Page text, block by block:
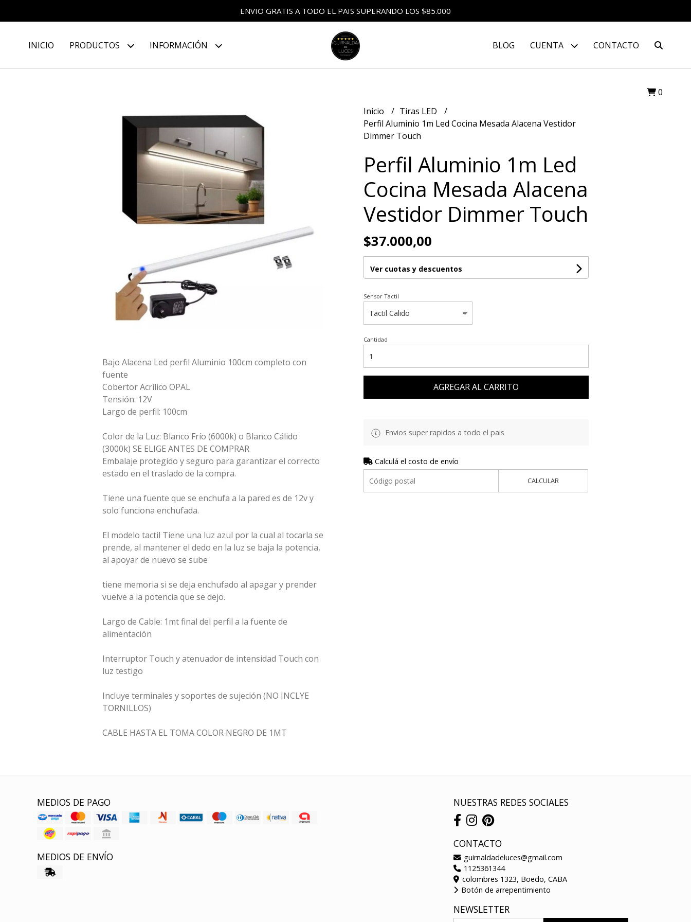
ENVIO GRATIS A TODO EL PAIS SUPERANDO LOS $85.000
INICIO PRODUCTOS INFORMACIÓN BLOG CUENTA CONTACTO
0
Bajo Alacena Led perfil Aluminio 100cm completo con
fuente
Cobertor Acrílico OPAL
Tensión: 12V
Largo de perfil: 100cm
Color de la Luz: Blanco Frío (6000k) o Blanco Cálido
(3000k) SE ELIGE ANTES DE COMPRAR
Embalaje protegido y seguro para garantizar el correcto
estado en el traslado de la compra.
Tiene una fuente que se enchufa a la pared es de 12v y
solo funciona enchufada.
El modelo tactil Tiene una luz azul por la cual al tocarla se
prende, al mantener el dedo en la luz se baja la potencia,
al apoyar de nuevo se sube
tiene memoria si se deja enchufado al apagar y prender
vuelve a la potencia que se dejo.
Largo de Cable: 1mt final del perfil a la fuente de
alimentación
Interruptor Touch y atenuador de intensidad Touch con
luz testigo
Incluye terminales y soportes de sujeción (NO INCLYE
TORNILLOS)
CABLE HASTA EL TOMA COLOR NEGRO DE 1MT
Inicio
Tiras LED
Perfil Aluminio 1m Led Cocina Mesada Alacena Vestidor
Dimmer Touch
Perfil Aluminio 1m Led
Cocina Mesada Alacena
Vestidor Dimmer Touch
$37.000,00
Ver cuotas y descuentos
Sensor Tactil
Cantidad
AGREGAR AL CARRITO
Envios super rapidos a todo el pais
Calculá el costo de envío
CALCULAR
MEDIOS DE PAGO
MEDIOS DE ENVÍO
NUESTRAS REDES SOCIALES
CONTACTO
guirnaldadeluces@gmail.com
1125361344
colombres 1323, Boedo, CABA
Botón de arrepentimiento
NEWSLETTER